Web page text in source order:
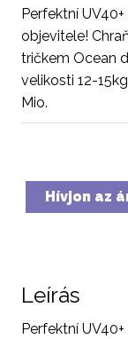
Perfektní
objevitele!
tričkem Ocean
velikosti 12-
Mio.
Hívjon az
Leírás
Perfektní